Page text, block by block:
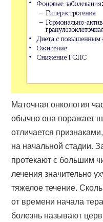
Маточная онкология
обычно она поражает
отличается
на начальной стадии.
протекают с большим
лечения значительно
тяжелое течение.
от времени начала
болезнь называют